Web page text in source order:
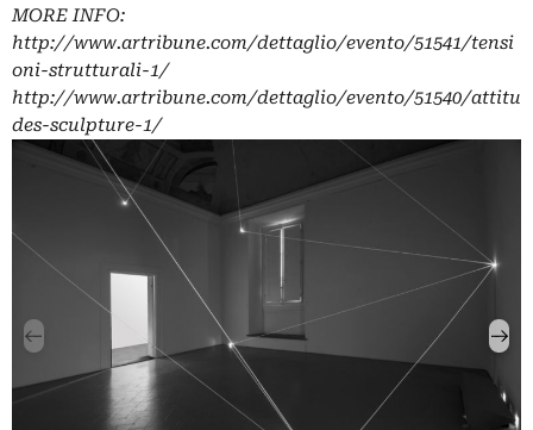
MORE INFO:
http://www.artribune.com/dettaglio/evento/51541/tensi
oni-strutturali-1/
http://www.artribune.com/dettaglio/evento/51540/attitu
des-sculpture-1/